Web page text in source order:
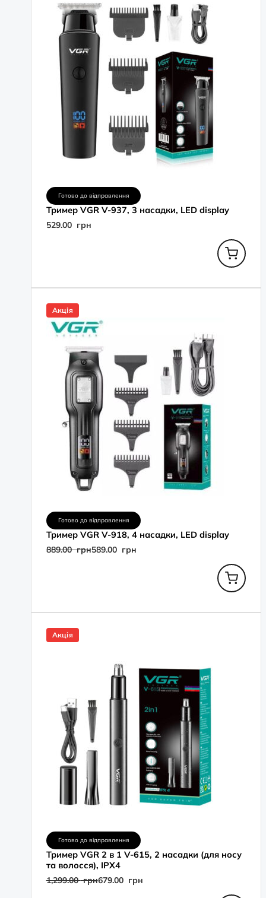
Готово до відправлення
Тример VGR V-937, 3 насадки, LED display
529.00 грн
Акція
Готово до відправлення
Тример VGR V-918, 4 насадки, LED display
889.00грн
ціна:
889.00
грн.
589.00 грн
ціна:
589.00
грн.
Акція
Готово до відправлення
Тример VGR 2 в 1 V-615, 2 насадки (для носу
та волосся), IPX4
1,299.00грн
ціна:
1,299.00
679.00 грн
ціна:
679.00